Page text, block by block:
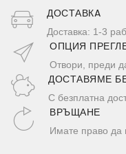
ДОСТАВКA
Доставка: 1-3
ОПЦИЯ
Отвори, преди
ДОСТАВЯМЕ
С безплатна
ВРЪЩАНЕ
Имате право да